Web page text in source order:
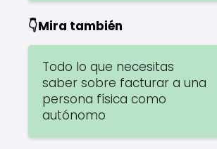
👇Mira también
Todo lo que necesitas
saber sobre facturar a una
persona física como
autónomo